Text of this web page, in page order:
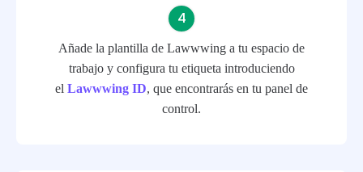
Añade la plantilla de Lawwwing a tu espacio de
trabajo y configura tu etiqueta introduciendo
el Lawwwing ID, que encontrarás en tu panel de
control.